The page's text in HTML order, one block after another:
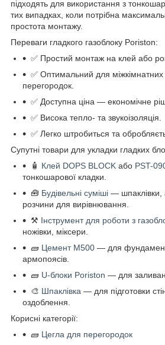
підходять для використання з
тих випадках, коли потрібна
простота монтажу.
Переваги гладкого газоблоку Poriston:
✅ Простий монтаж на клей або
✅ Оптимальний для міжкімнатних
перегородок.
✅ Доступна ціна — економічне
✅ Висока тепло- та звукоізоляція.
✅ Легко штробиться та
Супутні товари для укладки гладких
🧴 Клей DOPS BLOCK або PST-
тонкошарової кладки.
🧰 Будівельні суміші — шпаклівки,
розчини для вирівнювання.
⚒️ Інструмент для роботи з
ножівки, міксери.
🧱 Цемент М500 — для
армопоясів.
🧱 U-блоки Poriston — для
🎨 Шпаклівка — для підготовки
оздоблення.
Корисні категорії:
🧱 Цегла для перегородок